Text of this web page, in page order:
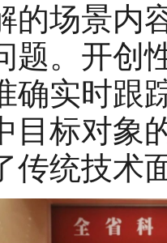
的场景内
题。开创
确实时跟
目标对象
传统技术